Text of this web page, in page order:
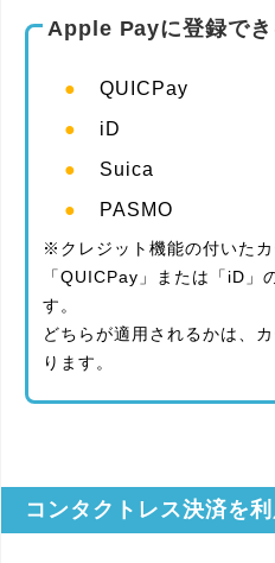
Apple Payに登録で
QUICPay
iD
Suica
PASMO
※クレジット機能の付いたカ
「QUICPay」または「iD」
す。
どちらが適用されるかは、
ります。
コンタクトレス決済を